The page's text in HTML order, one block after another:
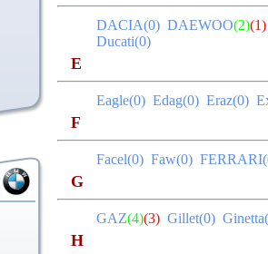
DACIA(0)DAEWOO(2)(1)
Ducati(0)
E
Eagle(0)Edag(0)Eraz(0)
F
Facel(0)Faw(0)
G
GAZ(4)(3) Gillet(0)
H